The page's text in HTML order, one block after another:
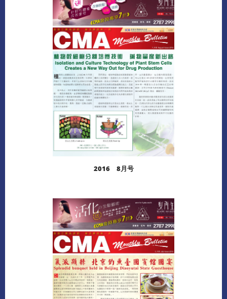
阅读更多
下载
阅读更多
下载
2016 8月号